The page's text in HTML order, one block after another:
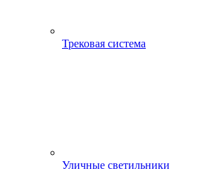
Трековая система
Уличные светильники